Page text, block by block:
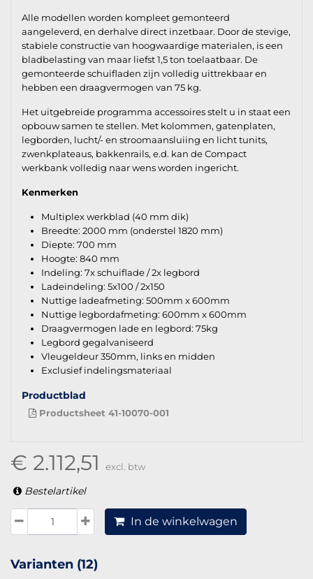
Alle modellen worden kompleet gemonteerd
aangeleverd, en derhalve direct inzetbaar. Door de stevige,
stabiele constructie van hoogwaardige materialen, is een
bladbelasting van maar liefst 1,5 ton toelaatbaar. De
gemonteerde schuifladen zijn volledig uittrekbaar en
hebben een draagvermogen van 75 kg.
Het uitgebreide programma accessoires stelt u in staat een
opbouw samen te stellen. Met kolommen, gatenplaten,
legborden, lucht/- en stroomaansluiing en licht tunits,
zwenkplateaus, bakkenrails, e.d. kan de Compact
werkbank volledig naar wens worden ingericht.
Kenmerken
Multiplex werkblad (40 mm dik)
Breedte: 2000 mm (onderstel 1820 mm)
Diepte: 700 mm
Hoogte: 840 mm
Indeling: 7x schuiflade / 2x legbord
Ladeindeling: 5x100 / 2x150
Nuttige ladeafmeting: 500mm x 600mm
Nuttige legbordafmeting: 600mm x 600mm
Draagvermogen lade en legbord: 75kg
Legbord gegalvaniseerd
Vleugeldeur 350mm, links en midden
Exclusief indelingsmateriaal
Productblad
Productsheet 41-10070-001
€ 2.112,51 excl. btw
Bestelartikel
In de winkelwagen
Varianten (12)